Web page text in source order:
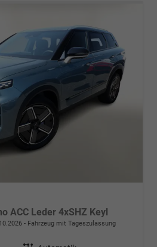
ACC Leder 4xSHZ Keyl
Fahrzeug mit Tageszulassung